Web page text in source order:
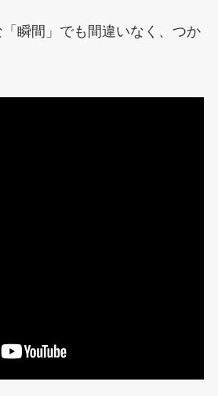
瞬間」でも間違いなく、つか